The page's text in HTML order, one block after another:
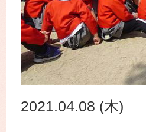
2021.04.08 (木)